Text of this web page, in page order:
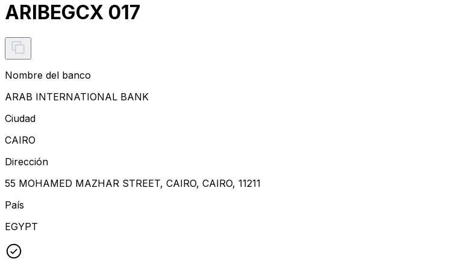
ARIBEGCX 017
Nombre del banco
ARAB INTERNATIONAL BANK
Ciudad
CAIRO
Dirección
55 MOHAMED MAZHAR STREET, CAIRO, CAIRO, 11211
País
EGYPT